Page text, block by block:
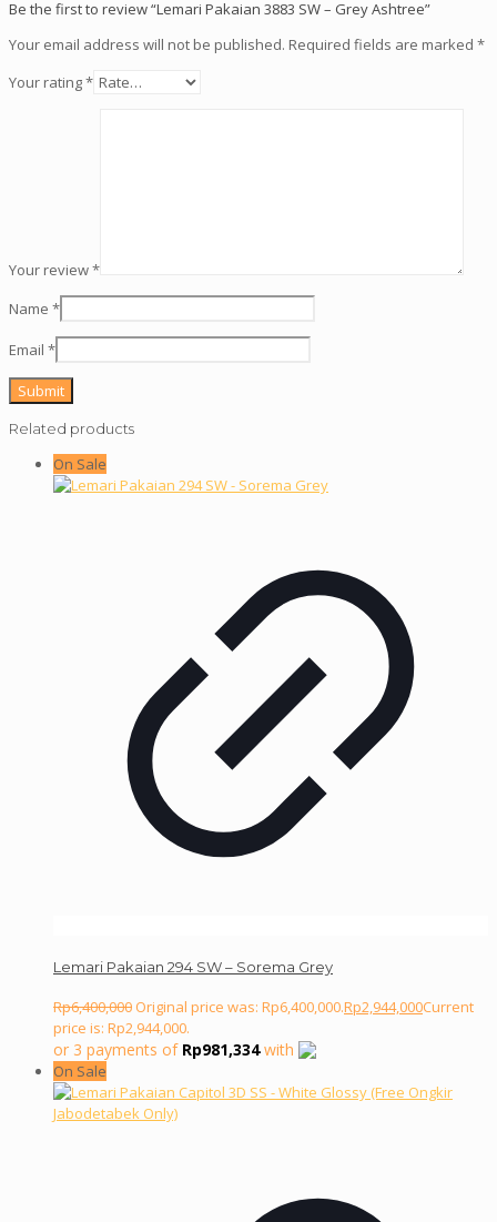
Be the first to review “Lemari Pakaian 3883 SW – Grey Ashtree”
Your email address will not be published. Required fields are marked *
Your rating*
Your review*
Name *
Email *
Related products
On Sale
Lemari Pakaian 294 SW – Sorema Grey
Rp6,400,000 Original price was: Rp6,400,000.Rp2,944,000Current
price is: Rp2,944,000.
or 3 payments of Rp981,334with
On Sale